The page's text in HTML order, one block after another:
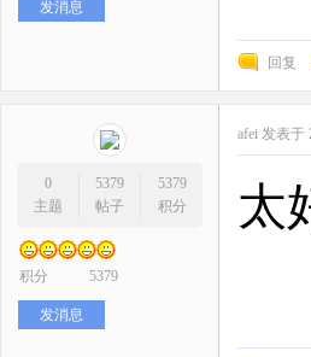
发消息
回复
0
主题
5379
帖子
5379
积分
积分 5379
发消息
afei 发表于
太